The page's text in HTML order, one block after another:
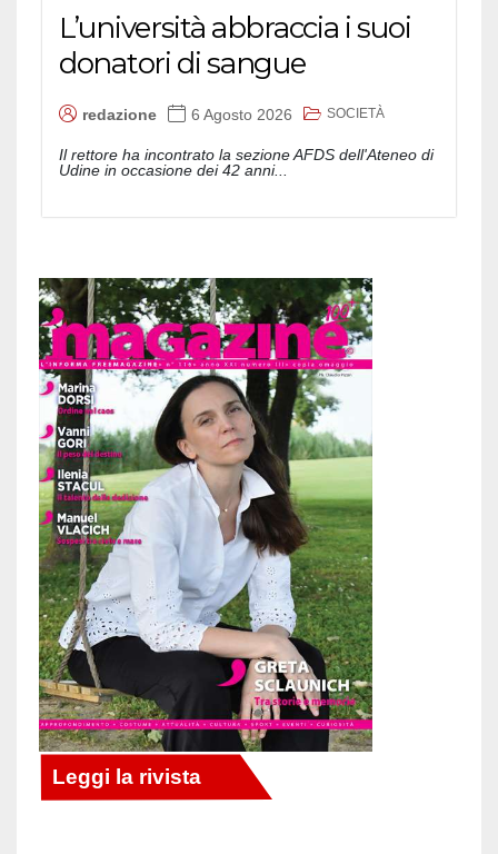
L’università abbraccia i suoi
donatori di sangue
redazione 6 Agosto 2026 SOCIETÀ
Il rettore ha incontrato la sezione AFDS dell'Ateneo di
Udine in occasione dei 42 anni...